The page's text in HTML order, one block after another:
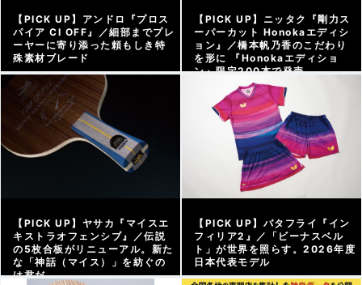
【PICK UP】アンドロ『プロス
パイア CI OFF』／細部までプレ
ーヤーに寄り添った頼もしき特
殊素材ブレード
アーカイブ |
【PICK UP】ニッタク『剛力ス
ーパーカット Honokaエディシ
ョン』／橋本帆乃香のこだわり
を形に 『Honokaエディショ
ン』限定200本で発売
アーカイブ |
【PICK UP】ヤサカ『マイスエ
キストラオフェンシブ』／伝説
の5枚合板がリニューアル。新た
な「神話（マイス）」を紡ぐの
は君だ
【PICK UP】バタフライ『イン
フィリア2』／「ビーナスベル
ト」が世界を照らす。2026年度
日本代表モデル
アーカイブ | 2026/07/11